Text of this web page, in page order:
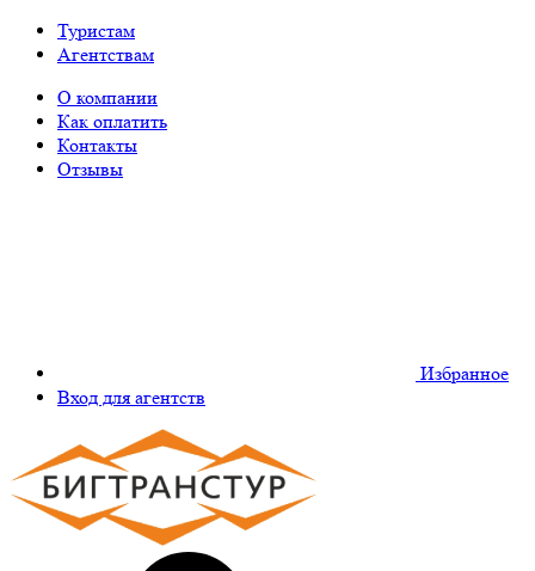
Туристам
Агентствам
О компании
Как оплатить
Контакты
Отзывы
Избранное
Вход для агентств